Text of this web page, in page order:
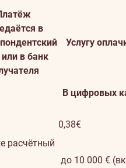
в
в банк
Услугу
В цифровых
расчётный
0,38€
до 10 000 €